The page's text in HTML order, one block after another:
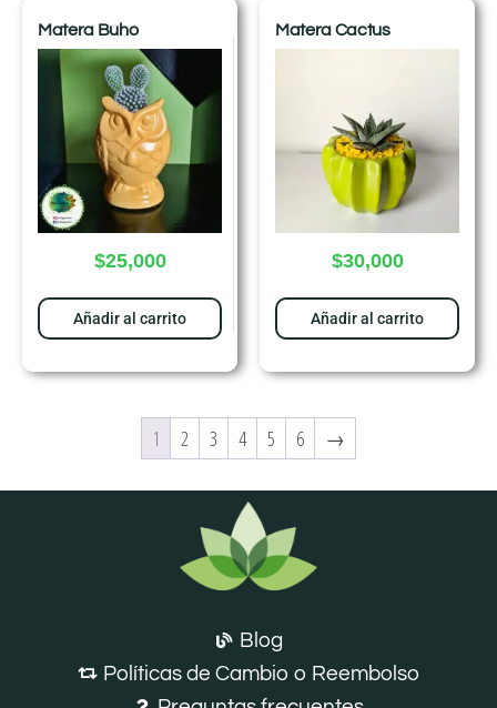
Matera Buho
$25,000
Añadir al carrito
Matera Cactus
$30,000
Añadir al carrito
1 2 3 4 5 6 →
Blog
Políticas de Cambio o Reembolso